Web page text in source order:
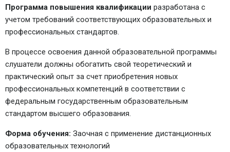
Программа повышения квалификации разработана с
учетом требований соответствующих образовательных и
профессиональных стандартов.
В процессе освоения данной образовательной программы
слушатели должны обогатить свой теоретический и
практический опыт за счет приобретения новых
профессиональных компетенций в соответствии с
федеральным государственным образовательным
стандартом высшего образования.
Форма обучения: Заочная с применение дистанционных
образовательных технологий